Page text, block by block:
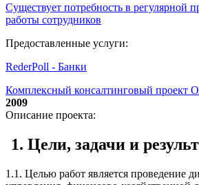
Существует потребность в регулярной
работы сотрудников
Предоставленные услуги:
RederPoll - Банки
Комплексный консалтинговый
2009
Описание проекта:
1. Цели, задачи и
1.1. Целью работ является проведение